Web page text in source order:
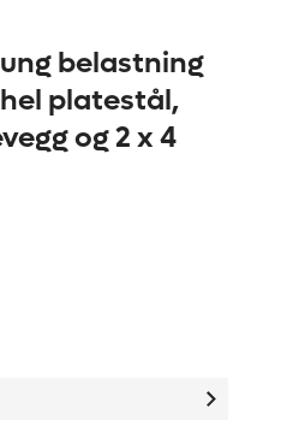
belastning
hel platestål,
og 2 x 4